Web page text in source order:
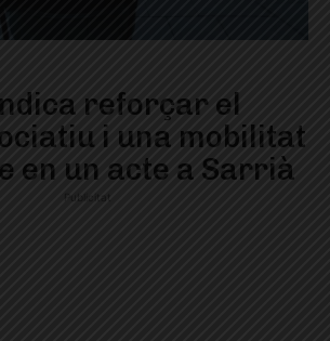
reforçar el
i una mobilitat
en un acte a Sarrià
Publicitat